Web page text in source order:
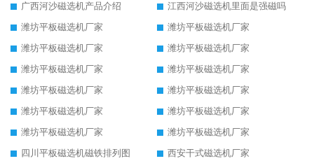
广西河沙磁选机产品介绍
江西河沙磁选机里面是强磁吗
潍坊平板磁选机厂家
潍坊平板磁选机厂家
潍坊平板磁选机厂家
潍坊平板磁选机厂家
潍坊平板磁选机厂家
潍坊平板磁选机厂家
潍坊平板磁选机厂家
潍坊平板磁选机厂家
潍坊平板磁选机厂家
潍坊平板磁选机厂家
潍坊平板磁选机厂家
潍坊平板磁选机厂家
四川平板磁选机磁铁排列图
西安干式磁选机厂家